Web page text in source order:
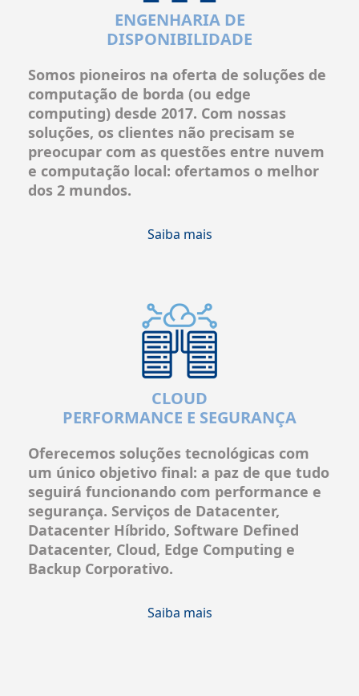
ENGENHARIA DE
DISPONIBILIDADE
Somos pioneiros na oferta de soluções de
computação de borda (ou edge
computing) desde 2017. Com nossas
soluções, os clientes não precisam se
preocupar com as questões entre nuvem
e computação local: ofertamos o melhor
dos 2 mundos.
Saiba mais
CLOUD
PERFORMANCE E SEGURANÇA
Oferecemos soluções tecnológicas com
um único objetivo final: a paz de que tudo
seguirá funcionando com performance e
segurança. Serviços de Datacenter,
Datacenter Híbrido, Software Defined
Datacenter, Cloud, Edge Computing e
Backup Corporativo.
Saiba mais